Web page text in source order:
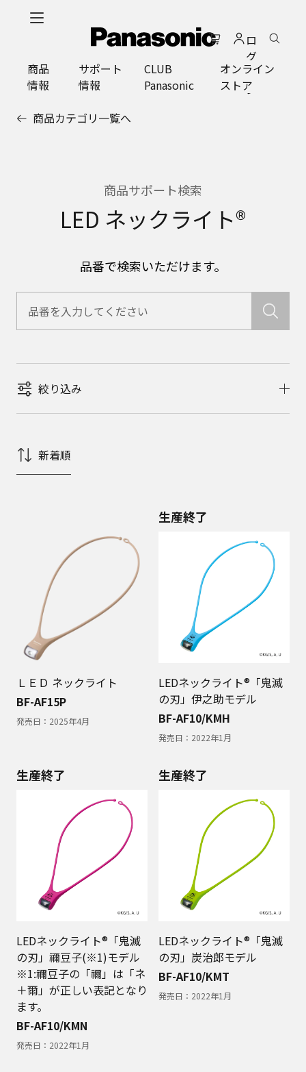
ロ
グ
イ
ン
商品
情報
サポート
情報
CLUB
Panasonic
オンライン
ストア
商品カテゴリ一覧へ
商品サポート検索
LED ネックライト®
品番で検索いただけます。
絞り込み
新着順
ＬＥＤ ネックライト
BF-AF15P
発売日： 2025年4月
生産終了
LEDネックライト®「鬼滅
の刃」伊之助モデル
BF-AF10/KMH
発売日： 2022年1月
生産終了
LEDネックライト®「鬼滅
の刃」禰豆子(※1)モデル
※1:禰豆子の「禰」は「ネ
＋爾」が正しい表記となり
ます。
BF-AF10/KMN
発売日： 2022年1月
生産終了
LEDネックライト®「鬼滅
の刃」炭治郎モデル
BF-AF10/KMT
発売日： 2022年1月